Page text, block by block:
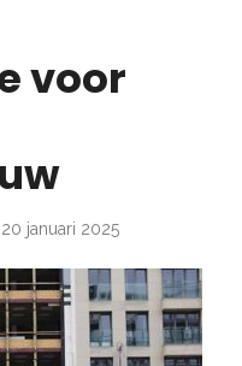
voor
januari 2025